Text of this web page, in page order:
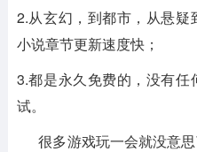
2.从玄幻，到都市，从悬
小说章节更新速度快；
3.都是永久免费的，没有
试。
很多游戏玩一会就没意思